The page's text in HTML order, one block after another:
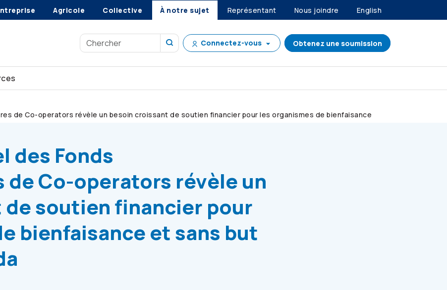
Agricole Collective À notre sujet Représentant Nous joindre English
Connectez-vous Obtenez une soumission
de Co-operators révèle un besoin croissant de soutien financier pour les organismes de bienfaisance
des Fonds
deCo-operators révèle un
soutien financier pour
bienfaisance et sans but